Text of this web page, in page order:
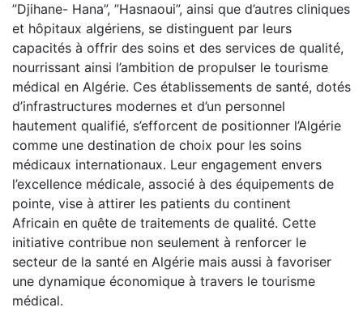
”Djihane- Hana”, ”Hasnaoui”, ainsi que d’autres cliniques
et hôpitaux algériens, se distinguent par leurs
capacités à offrir des soins et des services de qualité,
nourrissant ainsi l’ambition de propulser le tourisme
médical en Algérie. Ces établissements de santé, dotés
d’infrastructures modernes et d’un personnel
hautement qualifié, s’efforcent de positionner l’Algérie
comme une destination de choix pour les soins
médicaux internationaux. Leur engagement envers
l’excellence médicale, associé à des équipements de
pointe, vise à attirer les patients du continent
Africain en quête de traitements de qualité. Cette
initiative contribue non seulement à renforcer le
secteur de la santé en Algérie mais aussi à favoriser
une dynamique économique à travers le tourisme
médical.